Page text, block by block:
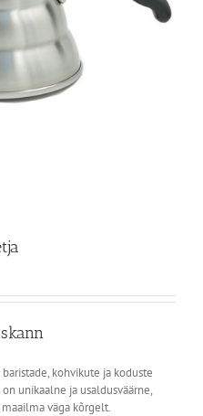
kohvikute ja koduste
unikaalne ja usaldusväärne,
väga kõrgelt.